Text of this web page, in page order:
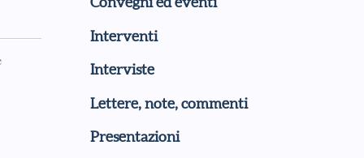
Interventi
Interviste
Lettere, note, commenti
Presentazioni